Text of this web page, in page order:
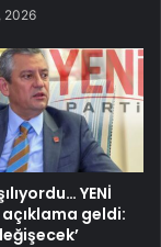
2026
YENİ
geldi: